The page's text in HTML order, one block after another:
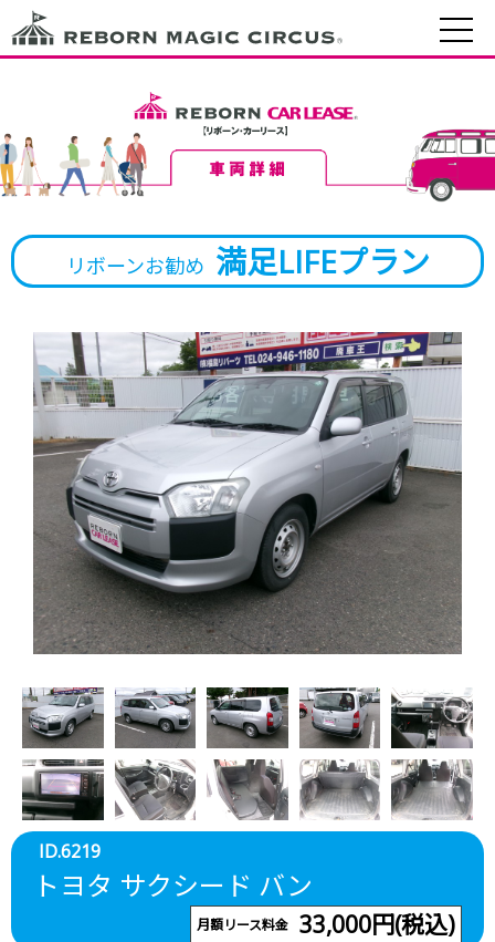
リボーンお勧め 満足LIFEプラン
ID.6219
トヨタ サクシード バン
月額リース料金 33,000円(税込)